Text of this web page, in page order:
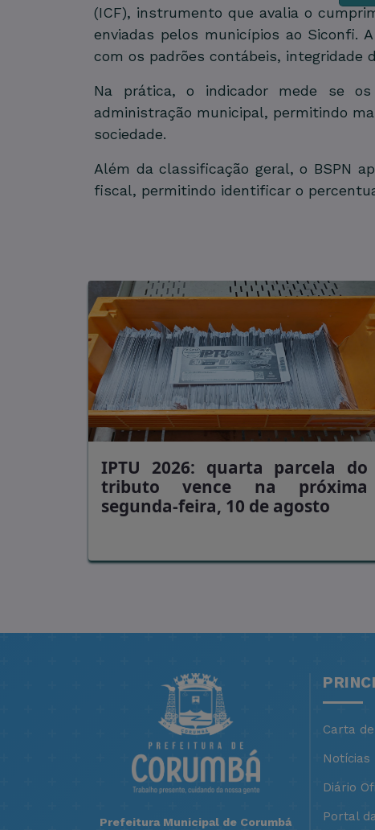
(ICF), instrumento que avalia o
enviadas pelos municípios ao Siconfi.
com os padrões contábeis, integridade
Na prática, o indicador mede se
administração municipal, permitindo
sociedade.
Além da classificação geral, o BSPN
fiscal, permitindo identificar o
IPTU 2026: quarta parcela do
tributo vence na próxima
segunda-feira, 10 de agosto
Prefeitura Municipal de Corumbá
Carta
Notícias
Diário
Portal